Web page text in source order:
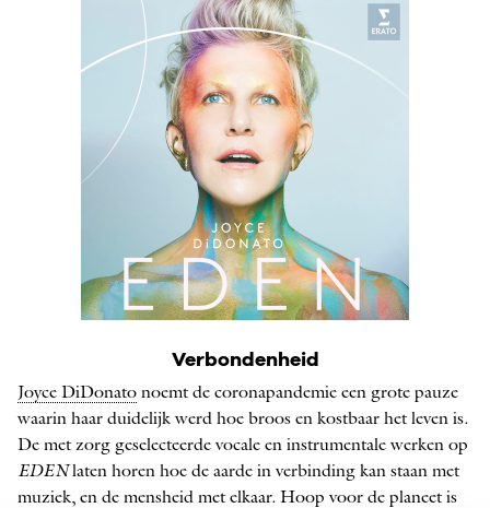
Verbondenheid
Joyce DiDonato noemt de coronapandemie een grote pauze
waarin haar duidelijk werd hoe broos en kostbaar het leven is.
De met zorg geselecteerde vocale en instrumentale werken op
EDENlaten horen hoe de aarde in verbinding kan staan met
muziek, en de mensheid met elkaar. Hoop voor de planeet is